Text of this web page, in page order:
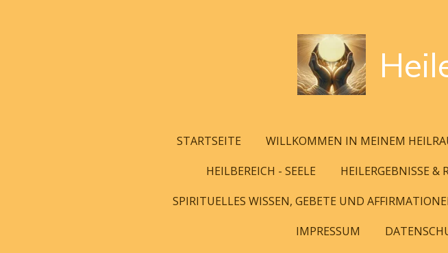
STARTSEITE WILLKOMMEN IN MEINEM
HEILBEREICH - SEELE
HEILERGEBNISSE &
SPIRITUELLES WISSEN, GEBETE UND
IMPRESSUM